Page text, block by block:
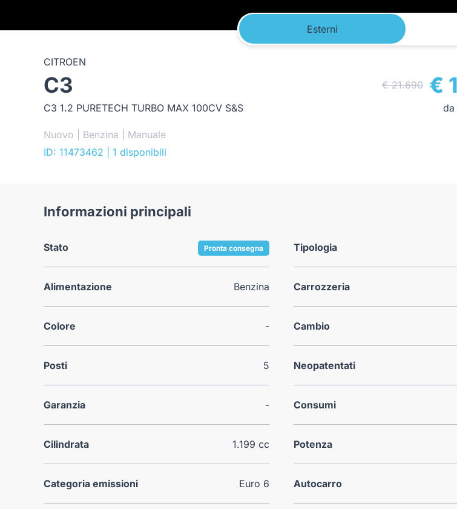
Esterni
CITROEN
C3
C3 1.2 PURETECH TURBO MAX 100CV S&S
Nuovo | Benzina | Manuale
ID: 11473462
| 1 disponibili
€ 21.690 €
da
Informazioni principali
Stato Pronta consegna Tipologia
Alimentazione Benzina Carrozzeria
Colore - Cambio
Posti 5 Neopatentati
Garanzia - Consumi
Cilindrata 1.199 cc Potenza
Categoria emissioni Euro 6 Autocarro